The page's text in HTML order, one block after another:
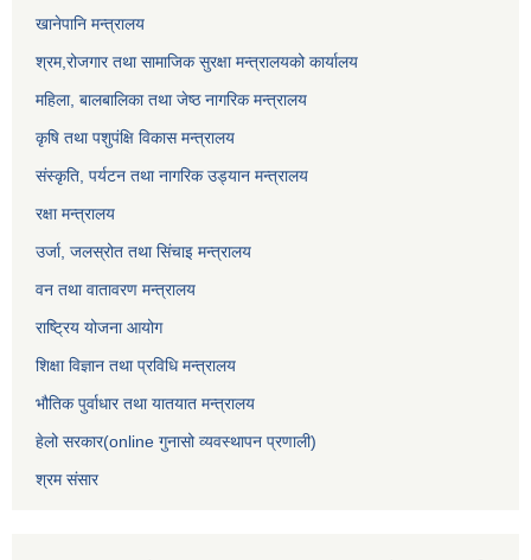
खानेपानि मन्त्रालय
श्रम,रोजगार तथा सामाजिक सुरक्षा मन्त्रालयको कार्यालय
महिला, बालबालिका तथा जेष्ठ नागरिक मन्त्रालय
कृषि तथा पशुपंक्षि विकास मन्त्रालय
संस्कृति, पर्यटन तथा नागरिक उड्‍यान मन्त्रालय
रक्षा मन्त्रालय
उर्जा, जलस्रोत तथा सिंचाइ मन्त्रालय
वन तथा वातावरण मन्त्रालय
राष्ट्रिय योजना आयोग
शिक्षा विज्ञान तथा प्रविधि मन्त्रालय
भौतिक पुर्वाधार तथा यातयात मन्त्रालय
हेलो सरकार(online गुनासो व्यवस्थापन प्रणाली)
श्रम संसार